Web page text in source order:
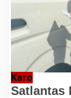
Karo
Satlantas